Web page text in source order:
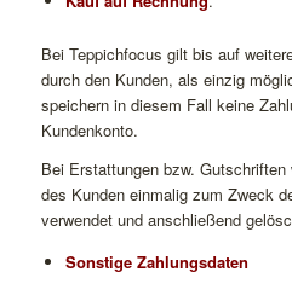
Bei Teppichfocus gilt bis auf
durch den Kunden, als einzig
speichern in diesem Fall keine
Kundenkonto.
Bei Erstattungen bzw.
des Kunden einmalig zum Zweck
verwendet und anschließend
Sonstige Zahlungsdaten